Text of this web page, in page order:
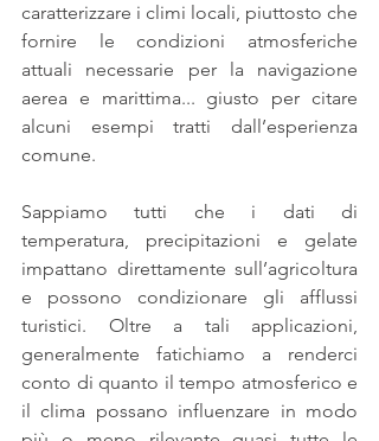
caratterizzare i climi locali, piuttosto che
fornire le condizioni atmosferiche
attuali necessarie per la navigazione
aerea e marittima... giusto per citare
alcuni esempi tratti dall’esperienza
comune.
Sappiamo tutti che i dati di
temperatura, precipitazioni e gelate
impattano direttamente sull’agricoltura
e possono condizionare gli afflussi
turistici. Oltre a tali applicazioni,
generalmente fatichiamo a renderci
conto di quanto il tempo atmosferico e
il clima possano influenzare in modo